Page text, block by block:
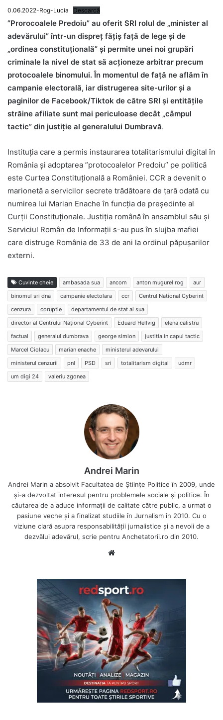
0.06.2022-Rog-Lucia Descarcă
”Prorocoalele Predoiu” au oferit SRI rolul de „minister al
adevărului” într-un dispreț fățiș față de lege și de
„ordinea constituțională” și permite unei noi grupări
criminale la nivel de stat să acționeze arbitrar precum
protocoalele binomului. În momentul de față ne aflăm în
campanie electorală, iar distrugerea site-urilor și a
paginilor de Facebook/Tiktok de către SRI și entitățile
străine afiliate sunt mai periculoase decât „câmpul
tactic” din justiție al generalului Dumbravă.
Instituția care a permis instaurarea totalitarismului digital în
România și adoptarea ”protocoalelor Predoiu” pe politică
este Curtea Constituțională a României. CCR a devenit o
marionetă a servicilor secrete trădătoare de țară odată cu
numirea lui Marian Enache în funcția de președinte al
Curții Constituționale. Justiția română în ansamblul său și
Serviciul Român de Informații s-au pus în slujba mafiei
care distruge România de 33 de ani la ordinul păpușarilor
externi.
Cuvinte cheie ambasada sua ancom anton mugurel rog
aur
binomul sri dna
campanie electolara ccr
Centrul National Cyberint
cenzura
coruptie
departamentul de stat al sua
director al Centrului Naţional Cyberint
Eduard Hellvig
elena calistru
factual
generalul dumbrava george simion
justitia in capul tactic
Marcel Ciolacu
marian enache
ministerul adevarului
ministerul cenzurii
pnl PSD sri totalitarism digital
udmr
um digi 24
valeriu zgonea
Andrei Marin
Andrei Marin a absolvit Facultatea de Științe Politice în 2009, unde
și-a dezvoltat interesul pentru problemele sociale și politice. În
căutarea de a aduce informații de calitate către public, a urmat o
pasiune veche și a finalizat studiile în Jurnalism în 2010. Cu o
viziune clară asupra responsabilității jurnalistice și a nevoii de a
dezvălui adevărul, scrie pentru Anchetatorii.ro din 2010.